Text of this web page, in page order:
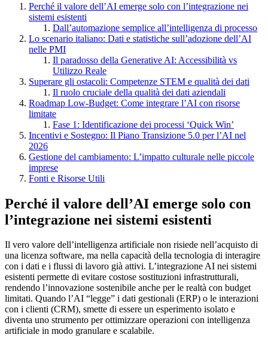
Perché il valore dell’AI emerge solo con l’integrazione nei
sistemi esistenti
Dall’automazione semplice all’intelligenza di processo
Lo scenario italiano: Dati e statistiche sull’adozione dell’AI
nelle PMI
Il paradosso della Generative AI: Accessibilità vs
Utilizzo Reale
Superare gli ostacoli: Competenze STEM e qualità dei dati
Il ruolo cruciale della qualità dei dati aziendali
Roadmap Low-Budget: Come integrare l’AI con risorse
limitate
Fase 1: Identificazione dei processi ‘Quick Win’
Incentivi e Sostegno: Il Piano Transizione 5.0 per l’AI nel
2026
Gestione del cambiamento: L’impatto culturale nelle piccole
imprese
Fonti e Risorse Utili
Perché il valore dell’AI emerge solo con
l’integrazione nei sistemi esistenti
Il vero valore dell’intelligenza artificiale non risiede nell’acquisto di
una licenza software, ma nella capacità della tecnologia di interagire
con i dati e i flussi di lavoro già attivi. L’integrazione AI nei sistemi
esistenti permette di evitare costose sostituzioni infrastrutturali,
rendendo l’innovazione sostenibile anche per le realtà con budget
limitati. Quando l’AI “legge” i dati gestionali (ERP) o le interazioni
con i clienti (CRM), smette di essere un esperimento isolato e
diventa uno strumento per ottimizzare operazioni con intelligenza
artificiale in modo granulare e scalabile.